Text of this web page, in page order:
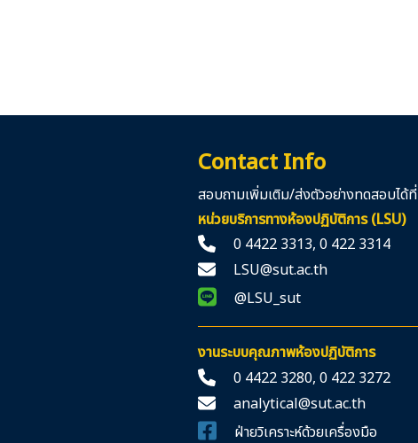
Contact Info
สอบถามเพิ่มเติม/ส่งตัวอย่างทดสอบได้ที่
หน่วยบริการทางห้องปฏิบัติการ (LSU)
0 4422 3313, 0 422 3314
LSU@sut.ac.th
@LSU_sut
งานระบบคุณภาพห้องปฏิบัติการ
0 4422 3280, 0 422 3272
analytical@sut.ac.th
ฝ่ายวิเคราะห์ด้วยเครื่องมือ